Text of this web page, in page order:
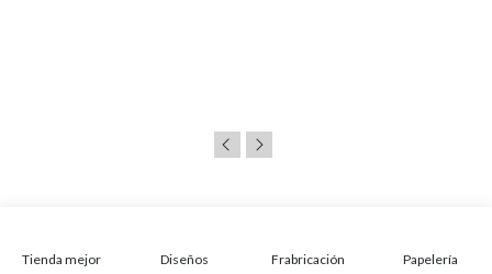
Tienda mejor
Diseños
Frabricación
Papelería